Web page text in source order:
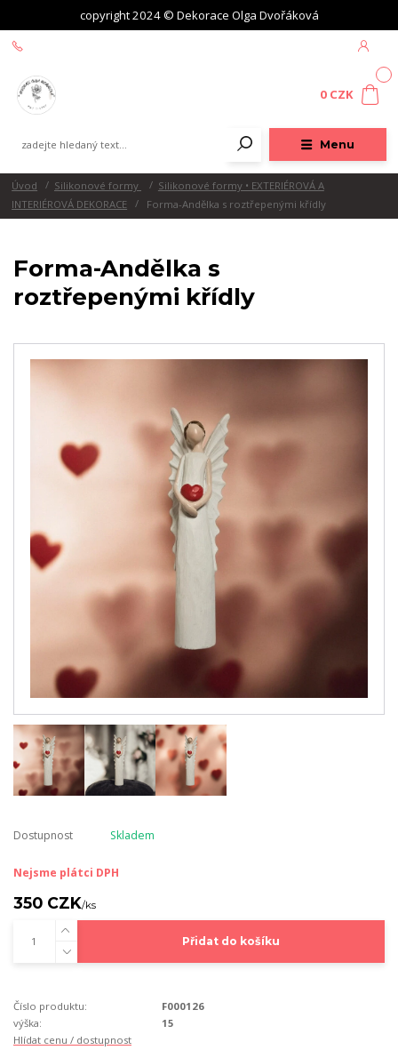
copyright 2024 © Dekorace Olga Dvořáková
Menu
0 CZK
Úvod Silikonové formy
Silikonové formy • EXTERIÉROVÁ A
INTERIÉROVÁ DEKORACE
Forma-Andělka s roztřepenými křídly
Forma-Andělka s
roztřepenými křídly
Dostupnost Skladem
Nejsme plátci DPH
350 CZK/ks
Přidat do košíku
Číslo produktu:
F000126
výška:
15
Hlídat cenu / dostupnost